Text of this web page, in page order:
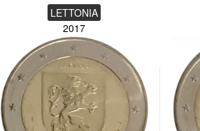
LETTONIA
2017